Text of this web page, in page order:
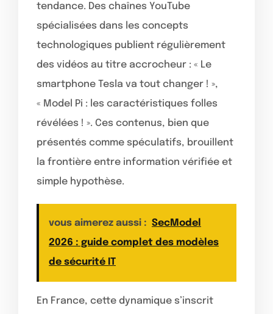
tendance. Des chaînes YouTube
spécialisées dans les concepts
technologiques publient régulièrement
des vidéos au titre accrocheur : « Le
smartphone Tesla va tout changer ! »,
« Model Pi : les caractéristiques folles
révélées ! ». Ces contenus, bien que
présentés comme spéculatifs, brouillent
la frontière entre information vérifiée et
simple hypothèse.
vous aimerez aussi : SecModel
2026 : guide complet des modèles
de sécurité IT
En France, cette dynamique s’inscrit